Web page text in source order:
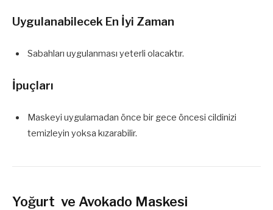
Uygulanabilecek En İyi Zaman
Sabahları uygulanması yeterli olacaktır.
İpuçları
Maskeyi uygulamadan önce bir gece öncesi cildinizi
temizleyin yoksa kızarabilir.
Yoğurt ve Avokado Maskesi